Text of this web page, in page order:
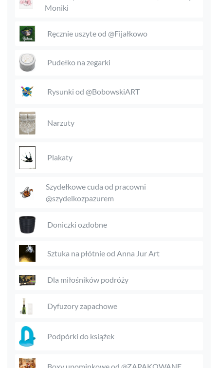
Moniki
Ręcznie uszyte od @Fijałkowo
Pudełko na zegarki
Rysunki od @BobowskiART
Narzuty
Plakaty
Szydełkowe cuda od pracowni
@szydelkozpazurem
Doniczki ozdobne
Sztuka na płótnie od Anna Jur Art
Dla miłośników podróży
Dyfuzory zapachowe
Podpórki do książek